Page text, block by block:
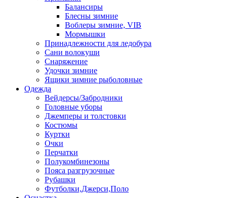
Балансиры
Блесны зимние
Воблеры зимние, VIB
Мормышки
Принадлежности для ледобура
Сани волокуши
Снаряжение
Удочки зимние
Ящики зимние рыболовные
Одежда
Вейдерсы/Забродники
Головные уборы
Джемперы и толстовки
Костюмы
Куртки
Очки
Перчатки
Полукомбинезоны
Пояса разгрузочные
Рубашки
Футболки,Джерси,Поло